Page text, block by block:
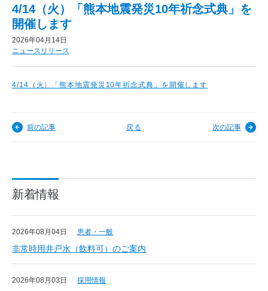
採用情報
メディア掲載
ニュースリリース
4/14（火）「熊本地震発災10年祈念式典」を
開催します
2026年04月14日
ニュースリリース
4/14（火）「熊本地震発災10年祈念式典」を開催します
前の記事 戻る 次の記事
新着情報
2026年08月04日 患者・一般
非常時用井戸水（飲料可）のご案内
2026年08月03日 採用情報